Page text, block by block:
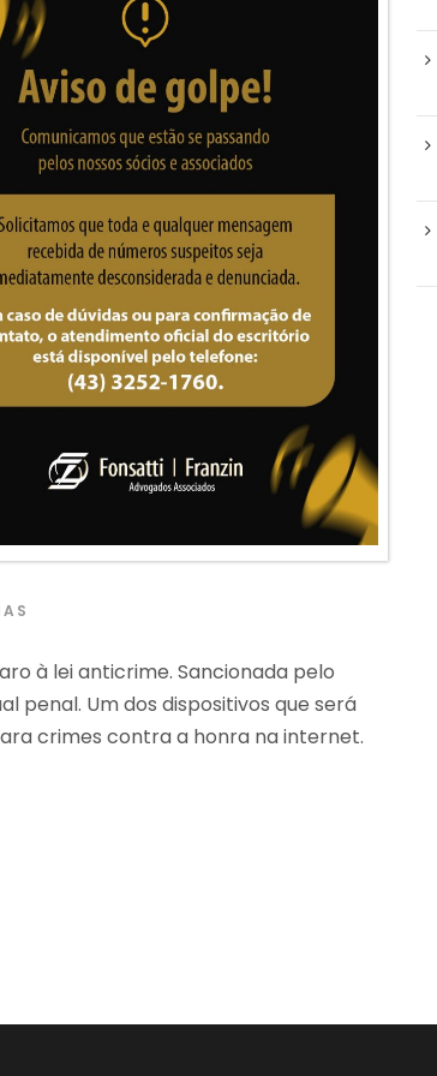
a
pena
à lei anticrime. Sancionada pelo
penal. Um dos dispositivos que será
crimes contra a honra na internet.